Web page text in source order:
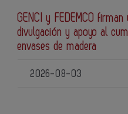
GENCI y FEDEMCO
divulgación y apoyo al
envases de madera
2026-08-03